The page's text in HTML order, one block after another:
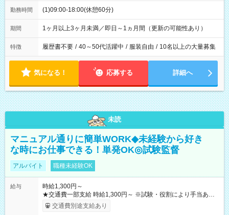
勤務時間 (1)09:00-18:00(休憩60分)
期間 1ヶ月以上3ヶ月未満／即日～1ヵ月間（更新の可能性あり）
特徴 履歴書不要 / 40～50代活躍中 / 服装自由 / 10名以上の大量募集
気になる！ 応募する 詳細へ
未読
マニュアル通りに簡単WORK◆未経験から好き
な時にお仕事できる！単発OK◎試験監督
アルバイト 職種未経験OK
給与
時給1,300円～
★交通費一部支給 時給1,300円～ ※試験・役割により手当あり
※勤務回数により昇給あり 【即給（前払い）オプションあ
り！】 希望される場合、勤務から1週間ほどで給与の一部を受け
交通費別途支給あり